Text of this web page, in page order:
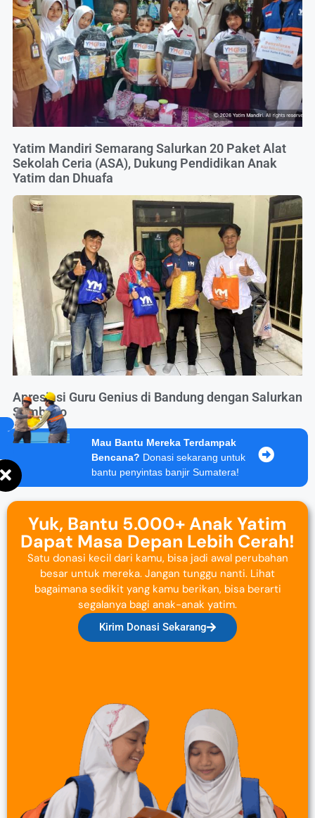
Yatim Mandiri Semarang Salurkan 20 Paket Alat
Sekolah Ceria (ASA), Dukung Pendidikan Anak
Yatim dan Dhuafa
Apresiasi Guru Genius di Bandung dengan Salurkan
Sembako
Mau Bantu Mereka Terdampak
Bencana? Donasi sekarang untuk
bantu penyintas banjir Sumatera!
Yuk, Bantu 5.000+ Anak Yatim
Dapat Masa Depan Lebih Cerah!
Satu donasi kecil dari kamu, bisa jadi awal perubahan
besar untuk mereka. Jangan tunggu nanti. Lihat
bagaimana sedikit yang kamu berikan, bisa berarti
segalanya bagi anak-anak yatim.
Kirim Donasi Sekarang